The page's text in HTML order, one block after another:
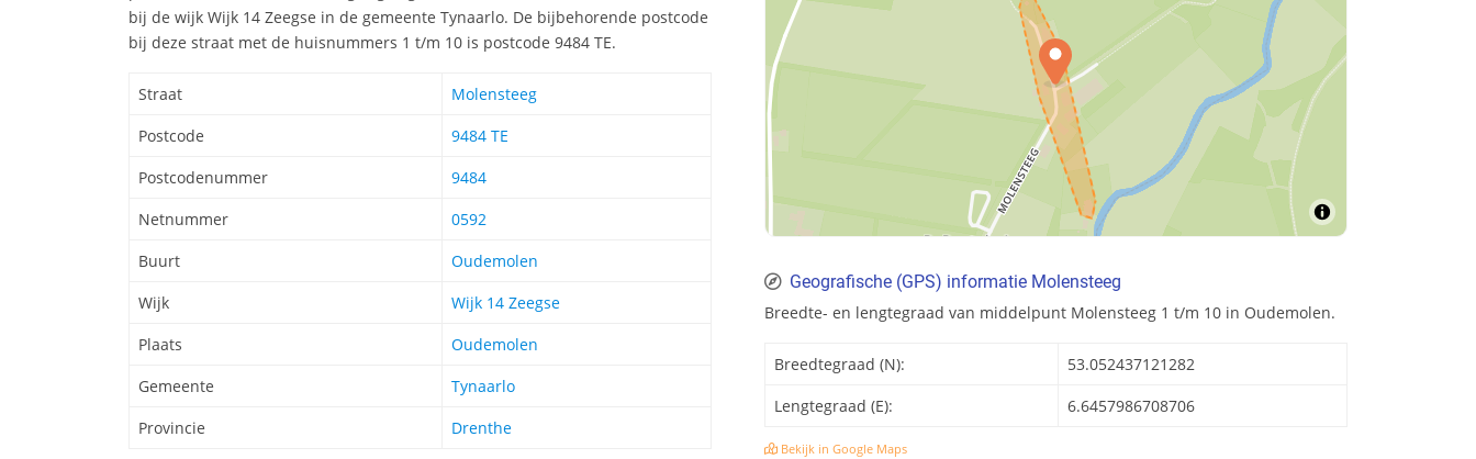
bij de wijk Wijk 14 Zeegse in de gemeente Tynaarlo. De bijbehorende postcode
bij deze straat met de huisnummers 1 t/m 10 is postcode 9484 TE.
Straat
Molensteeg
Postcode
9484 TE
Postcodenummer
9484
Netnummer
0592
Buurt
Oudemolen
Wijk
Wijk 14 Zeegse
Plaats
Oudemolen
Gemeente
Tynaarlo
Provincie
Drenthe
Geografische (GPS) informatie Molensteeg
Breedte- en lengtegraad van middelpunt Molensteeg 1 t/m 10 in Oudemolen.
Breedtegraad (N):
53.052437121282
Lengtegraad (E):
6.6457986708706
Bekijk in Google Maps